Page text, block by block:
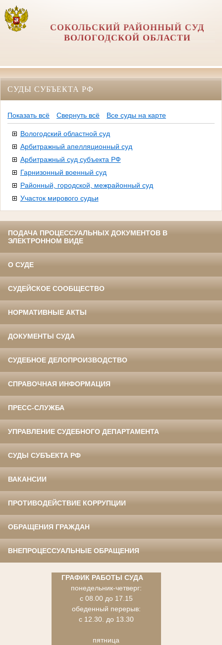
СОКОЛЬСКИЙ РАЙОННЫЙ СУД
ВОЛОГОДСКОЙ ОБЛАСТИ
СУДЫ СУБЪЕКТА РФ
Показать всё Свернуть всё Все суды на карте
Вологодский областной суд
Арбитражный апелляционный суд
Арбитражный суд субъекта РФ
Гарнизонный военный суд
Районный, городской, межрайонный суд
Участок мирового судьи
ПОДАЧА ПРОЦЕССУАЛЬНЫХ ДОКУМЕНТОВ В
ЭЛЕКТРОННОМ ВИДЕ
О СУДЕ
СУДЕЙСКОЕ СООБЩЕСТВО
НОРМАТИВНЫЕ АКТЫ
ДОКУМЕНТЫ СУДА
СУДЕБНОЕ ДЕЛОПРОИЗВОДСТВО
СПРАВОЧНАЯ ИНФОРМАЦИЯ
ПРЕСС-СЛУЖБА
УПРАВЛЕНИЕ СУДЕБНОГО ДЕПАРТАМЕНТА
СУДЫ СУБЪЕКТА РФ
ВАКАНСИИ
ПРОТИВОДЕЙСТВИЕ КОРРУПЦИИ
ОБРАЩЕНИЯ ГРАЖДАН
ВНЕПРОЦЕССУАЛЬНЫЕ ОБРАЩЕНИЯ
ГРАФИК РАБОТЫ СУДА
понедельник-четверг:
с 08.00 до 17.15
обеденный перерыв:
с 12.30. до 13.30
пятница